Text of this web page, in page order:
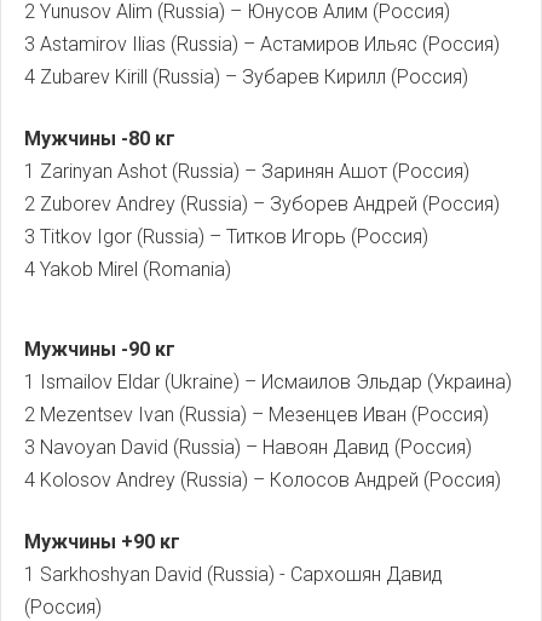
2 Yunusov Alim (Russia) – Юнусов Алим (Россия)
3 Astamirov Ilias (Russia) – Астамиров Ильяс (Россия)
4 Zubarev Kirill (Russia) – Зубарев Кирилл (Россия)
Мужчины -80 кг
1 Zarinyan Ashot (Russia) – Заринян Ашот (Россия)
2 Zuborev Andrey (Russia) – Зуборев Андрей (Россия)
3 Titkov Igor (Russia) – Титков Игорь (Россия)
4 Yakob Mirel (Romania)
Мужчины -90 кг
1 Ismailov Eldar (Ukraine) – Исмаилов Эльдар (Украина)
2 Mezentsev Ivan (Russia) – Мезенцев Иван (Россия)
3 Navoyan David (Russia) – Навоян Давид (Россия)
4 Kolosov Andrey (Russia) – Колосов Андрей (Россия)
Мужчины +90 кг
1 Sarkhoshyan David (Russia) - Сархошян Давид
(Россия)